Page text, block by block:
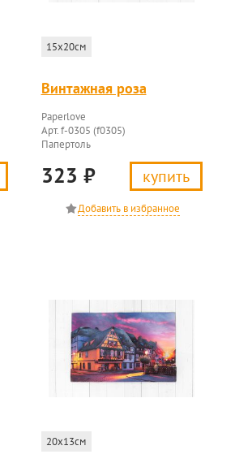
15x20см
Винтажная роза
Paperlove
Арт. f-0305 (f0305)
Папертоль
323 ₽ купить
20x13см